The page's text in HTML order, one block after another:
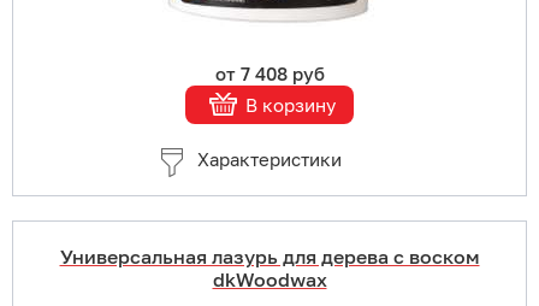
от 7 408 руб
В корзину
Характеристики
Универсальная лазурь для дерева с воском
dkWoodwax
Купить в 1 клик